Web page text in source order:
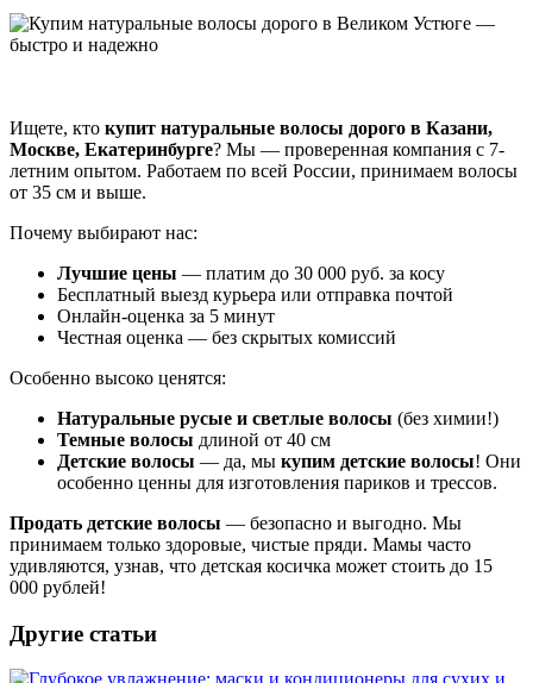
Ищете, кто купит натуральные волосы дорого в Казани,
Москве, Екатеринбурге? Мы — проверенная компания с 7-
летним опытом. Работаем по всей России, принимаем волосы
от 35 см и выше.
Почему выбирают нас:
Лучшие цены — платим до 30 000 руб. за косу
Бесплатный выезд курьера или отправка почтой
Онлайн-оценка за 5 минут
Честная оценка — без скрытых комиссий
Особенно высоко ценятся:
Натуральные русые и светлые волосы (без химии!)
Темные волосы длиной от 40 см
Детские волосы — да, мы купим детские волосы! Они
особенно ценны для изготовления париков и трессов.
Продать детские волосы — безопасно и выгодно. Мы
принимаем только здоровые, чистые пряди. Мамы часто
удивляются, узнав, что детская косичка может стоить до 15
000 рублей!
Другие статьи